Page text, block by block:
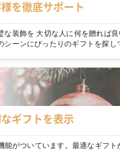
を徹底サポート
装飾を 大切な人に何を贈れば
ーンにぴったりのギフトを探し
ギフトを表示
がついています。最適なギフ